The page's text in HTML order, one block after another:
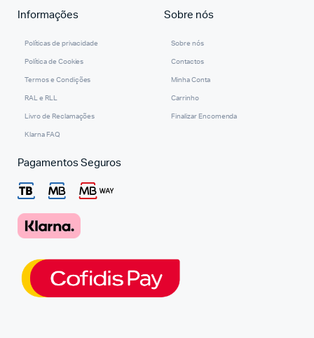
Informações
Políticas de privacidade
Política de Cookies
Termos e Condições
RAL e RLL
Livro de Reclamações
Klarna FAQ
Sobre nós
Sobre nós
Contactos
Minha Conta
Carrinho
Finalizar Encomenda
Pagamentos Seguros